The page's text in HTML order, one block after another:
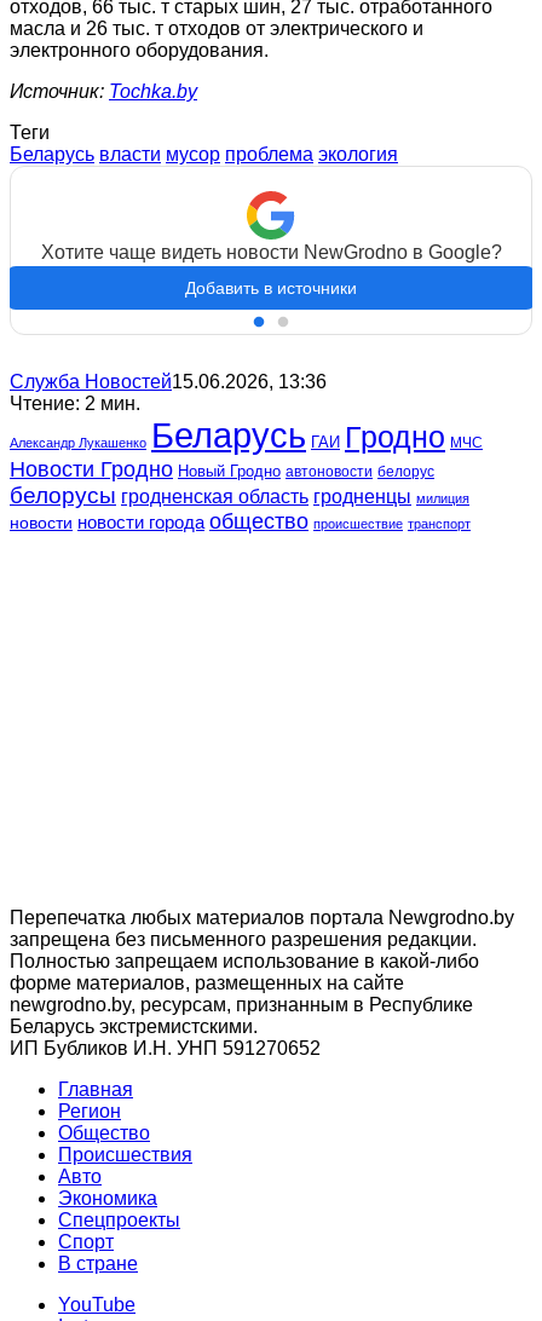
отходов, 66 тыс. т старых шин, 27 тыс. отработанного
масла и 26 тыс. т отходов от электрического и
электронного оборудования.
Источник: Tochka.by
Теги
Беларусь власти мусор проблема экология
Хотите чаще видеть новости NewGrodno в Google?
Добавить в источники
Служба Новостей15.06.2026, 13:36
Чтение: 2 мин.
Александр Лукашенко Беларусь ГАИ Гродно МЧС
Новости Гродно Новый Гродно автоновости белорус
белорусы гродненская область гродненцы милиция
новости новости города общество происшествие транспорт
Перепечатка любых материалов портала Newgrodno.by
запрещена без письменного разрешения редакции.
Полностью запрещаем использование в какой-либо
форме материалов, размещенных на сайте
newgrodno.by, ресурсам, признанным в Республике
Беларусь экстремистскими.
ИП Бубликов И.Н. УНП 591270652
Главная
Регион
Общество
Происшествия
Авто
Экономика
Спецпроекты
Cпорт
В стране
YouTube